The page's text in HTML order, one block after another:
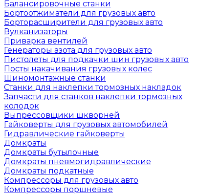
Балансировочные станки
Бортоотжиматели для грузовых авто
Борторасширители для грузовых авто
Вулканизаторы
Приварка вентилей
Генераторы азота для грузовых авто
Пистолеты для подкачки шин грузовых авто
Посты накачивания грузовых колес
Шиномонтажные станки
Станки для наклепки тормозных накладок
Запчасти для станков наклепки тормозных
колодок
Выпрессовщики шкворней
Гайковерты для грузовых автомобилей
Гидравлические гайковерты
Домкраты
Домкраты бутылочные
Домкраты пневмогидравлические
Домкраты подкатные
Компрессоры для грузовых авто
Компрессоры поршневые